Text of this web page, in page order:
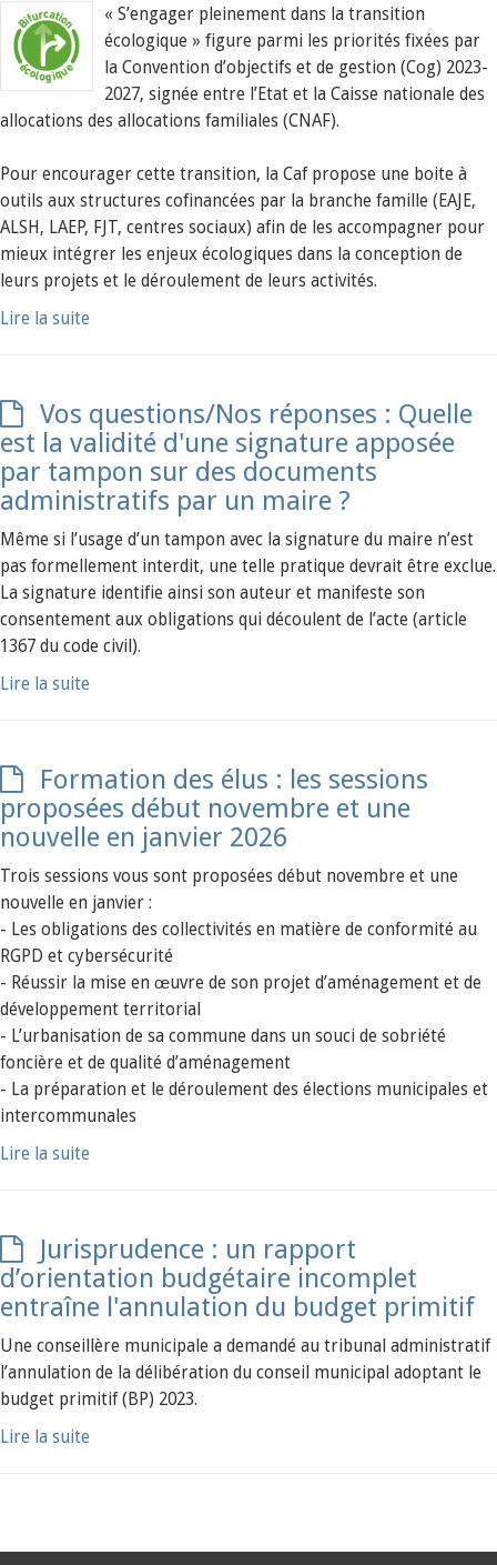
« S’engager pleinement dans la transition
écologique » figure parmi les priorités fixées par
la Convention d’objectifs et de gestion (Cog) 2023-
2027, signée entre l’Etat et la Caisse nationale des
allocations des allocations familiales (CNAF).
Pour encourager cette transition, la Caf propose une boite à
outils aux structures cofinancées par la branche famille (EAJE,
ALSH, LAEP, FJT, centres sociaux) afin de les accompagner pour
mieux intégrer les enjeux écologiques dans la conception de
leurs projets et le déroulement de leurs activités.
Lire la suite
Vos questions/Nos réponses : Quelle
est la validité d'une signature apposée
par tampon sur des documents
administratifs par un maire ?
Même si l’usage d’un tampon avec la signature du maire n’est
pas formellement interdit, une telle pratique devrait être exclue.
La signature identifie ainsi son auteur et manifeste son
consentement aux obligations qui découlent de l’acte (article
1367 du code civil).
Lire la suite
Formation des élus : les sessions
proposées début novembre et une
nouvelle en janvier 2026
Trois sessions vous sont proposées début novembre et une
nouvelle en janvier :
- Les obligations des collectivités en matière de conformité au
RGPD et cybersécurité
- Réussir la mise en œuvre de son projet d’aménagement et de
développement territorial
- L’urbanisation de sa commune dans un souci de sobriété
foncière et de qualité d’aménagement
- La préparation et le déroulement des élections municipales et
intercommunales
Lire la suite
Jurisprudence : un rapport
d’orientation budgétaire incomplet
entraîne l'annulation du budget primitif
Une conseillère municipale a demandé au tribunal administratif
l’annulation de la délibération du conseil municipal adoptant le
budget primitif (BP) 2023.
Lire la suite